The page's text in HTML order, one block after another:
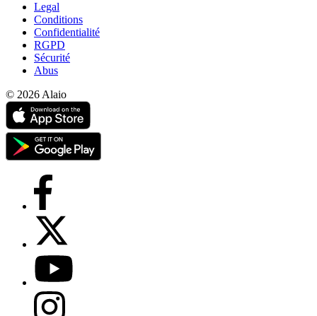
Legal
Conditions
Confidentialité
RGPD
Sécurité
Abus
© 2026 Alaio